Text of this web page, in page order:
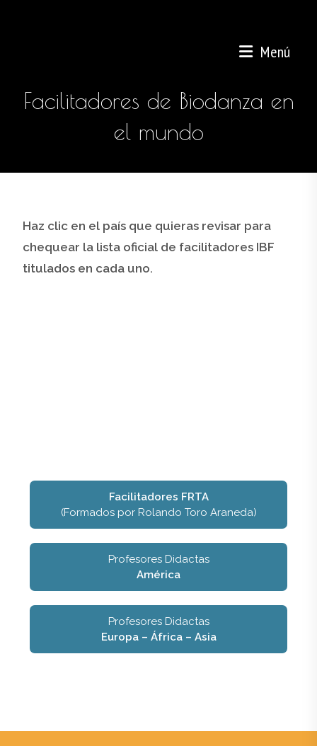
Menú
Facilitadores de Biodanza en
el mundo
Haz clic en el país que quieras revisar para
chequear la lista oficial de facilitadores IBF
titulados en cada uno.
Facilitadores FRTA
(Formados por Rolando Toro Araneda)
Profesores Didactas
América
Profesores Didactas
Europa – África – Asia